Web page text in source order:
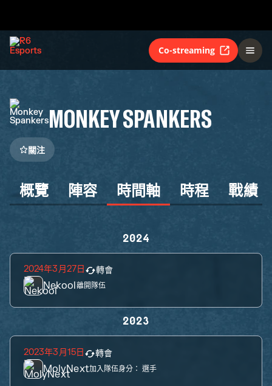
Co-streaming
MONKEY SPANKERS
關注
概覽 陣容 時間軸 時程 戰績
2024
2024年3月27日 轉會
Nekool離開隊伍
2023
2023年3月15日 轉會
MolyNext加入隊伍身分： 選手